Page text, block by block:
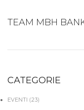
CATEGORIE
EVENTI (23)